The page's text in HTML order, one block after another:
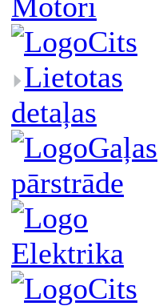
Cits
Lietotas
detaļas
Gaļas
pārstrāde
Elektrika
Cits